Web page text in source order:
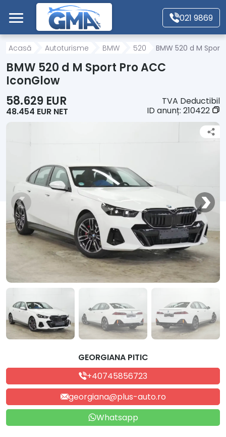
Mergi direct la conținutul principal
021 9869
Acasă
Autoturisme
Motociclete
Alte tipuri vehicule
Despre Noi
Contact
Acasă Autoturisme BMW 520 BMW 520 d M
BMW 520 d M Sport Pro ACC
IconGlow
58.629 EUR
48.454 EUR NET
TVA Deductibil
ID anunț: 210422
GEORGIANA PITIC
+40745856723
georgiana@plus-auto.ro
Whatsapp